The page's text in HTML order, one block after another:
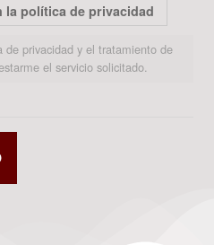
la política de privacidad
privacidad y el tratamiento de
el servicio solicitado.